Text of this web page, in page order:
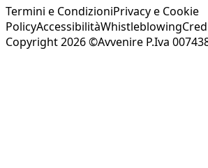
Termini e CondizioniPrivacy e Cookie
PolicyAccessibilitàWhistleblowing
Copyright 2026 ©Avvenire P.Iva